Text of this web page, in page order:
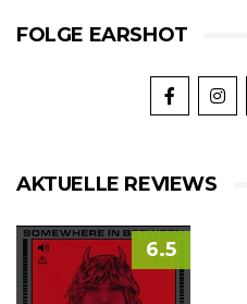
FOLGE EARSHOT
AKTUELLE REVIEWS
6.5